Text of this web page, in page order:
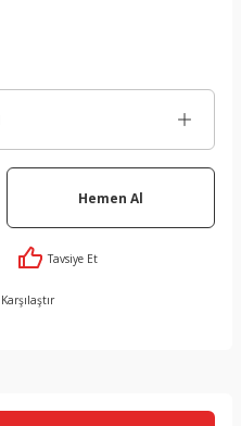
Hemen Al
Tavsiye Et
Karşılaştır